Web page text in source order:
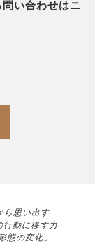
い合わせはニ
ら思い出す
行動に移す力
態の変化」